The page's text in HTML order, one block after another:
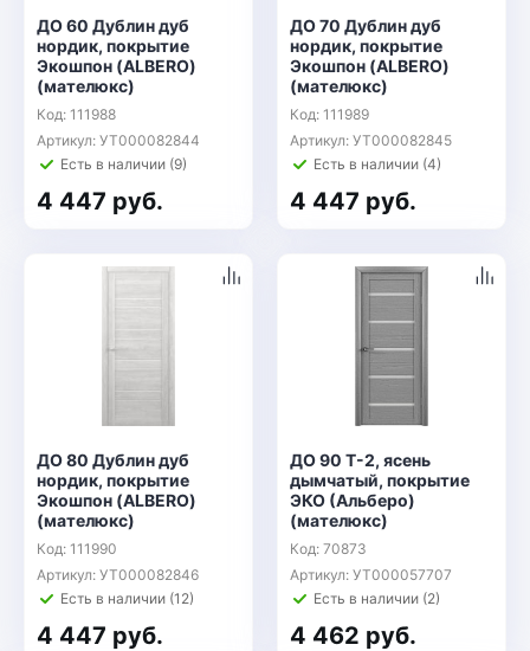
ДО 60 Дублин дуб
нордик, покрытие
Экошпон (ALBERO)
(мателюкс)
Код: 111988
Артикул: УТ000082844
Есть в наличии (9)
4 447 руб.
ДО 70 Дублин дуб
нордик, покрытие
Экошпон (ALBERO)
(мателюкс)
Код: 111989
Артикул: УТ000082845
Есть в наличии (4)
4 447 руб.
ДО 80 Дублин дуб
нордик, покрытие
Экошпон (ALBERO)
(мателюкс)
Код: 111990
Артикул: УТ000082846
Есть в наличии (12)
4 447 руб.
ДО 90 Т-2, ясень
дымчатый, покрытие
ЭКО (Альберо)
(мателюкс)
Код: 70873
Артикул: УТ000057707
Есть в наличии (2)
4 462 руб.